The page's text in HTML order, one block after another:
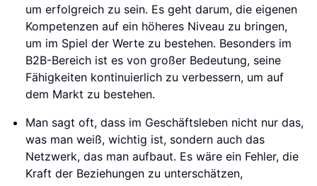
um erfolgreich zu sein. Es geht darum, die eigenen
Kompetenzen auf ein höheres Niveau zu bringen,
um im Spiel der Werte zu bestehen. Besonders im
B2B-Bereich ist es von großer Bedeutung, seine
Fähigkeiten kontinuierlich zu verbessern, um auf
dem Markt zu bestehen.
Man sagt oft, dass im Geschäftsleben nicht nur das,
was man weiß, wichtig ist, sondern auch das
Netzwerk, das man aufbaut. Es wäre ein Fehler, die
Kraft der Beziehungen zu unterschätzen,